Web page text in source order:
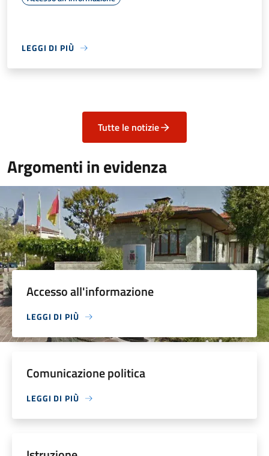
LEGGI DI PIÙ
Tutte le notizie
Argomenti in evidenza
Accesso all'informazione
LEGGI DI PIÙ
Comunicazione politica
LEGGI DI PIÙ